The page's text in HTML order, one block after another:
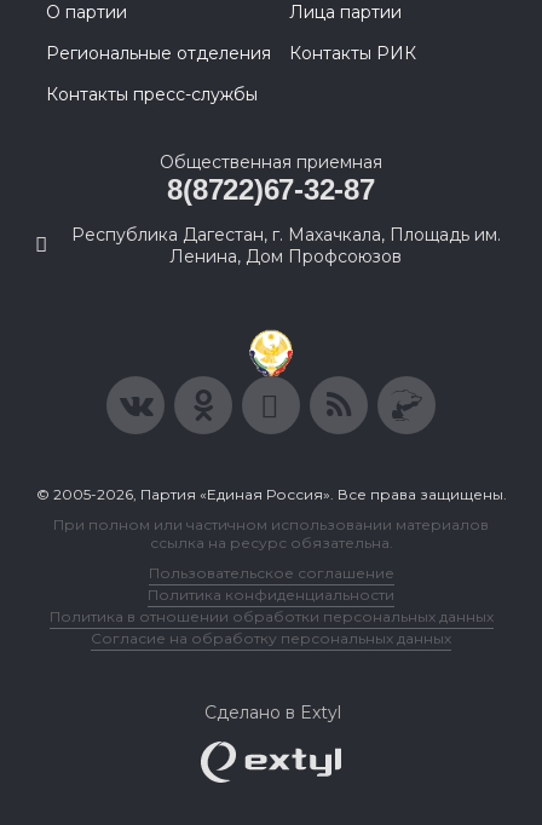
О партии
Лица партии
Региональные отделения
Контакты РИК
Контакты пресс-службы
Общественная приемная
8(8722)67-32-87
Республика Дагестан, г. Махачкала, Площадь им.
Ленина, Дом Профсоюзов
© 2005-2026, Партия «Единая Россия». Все права защищены.
При полном или частичном использовании материалов
ссылка на ресурс обязательна.
Пользовательское соглашение
Политика конфиденциальности
Политика в отношении обработки персональных данных
Согласие на обработку персональных данных
Сделано в Extyl